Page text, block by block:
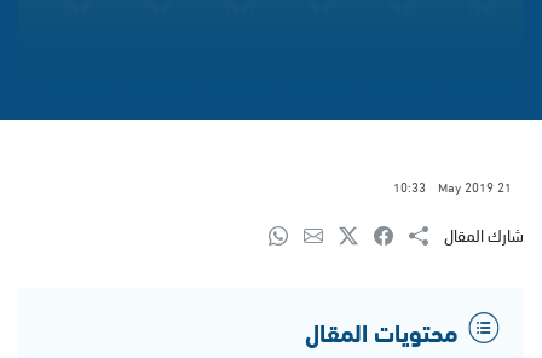
21 May 2019
10:33
شارك المقال
محتويات المقال